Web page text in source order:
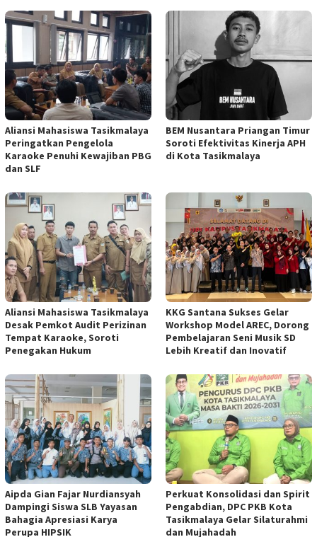
Aliansi Mahasiswa Tasikmalaya
Peringatkan Pengelola
Karaoke Penuhi Kewajiban PBG
dan SLF
BEM Nusantara Priangan Timur
Soroti Efektivitas Kinerja APH
di Kota Tasikmalaya
Aliansi Mahasiswa Tasikmalaya
Desak Pemkot Audit Perizinan
Tempat Karaoke, Soroti
Penegakan Hukum
KKG Santana Sukses Gelar
Workshop Model AREC, Dorong
Pembelajaran Seni Musik SD
Lebih Kreatif dan Inovatif
Aipda Gian Fajar Nurdiansyah
Dampingi Siswa SLB Yayasan
Bahagia Apresiasi Karya
Perupa HIPSIK
Perkuat Konsolidasi dan Spirit
Pengabdian, DPC PKB Kota
Tasikmalaya Gelar Silaturahmi
dan Mujahadah